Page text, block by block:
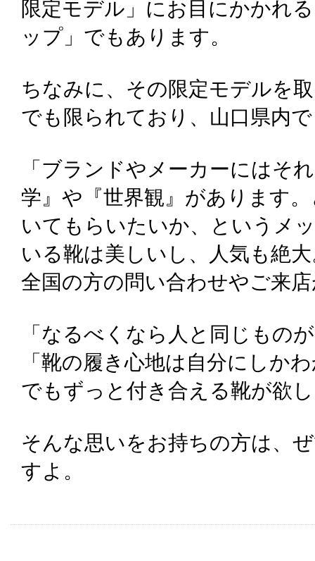
限定モデル」にお目にかかれ
ップ」でもあります。
ちなみに、その限定モデルを
でも限られており、山口県内
「ブランドやメーカーにはそ
学』や『世界観』があります
いてもらいたいか、というメ
いる靴は美しいし、人気も絶
全国の方の問い合わせやご来
「なるべくなら人と同じもの
「靴の履き心地は自分にしか
でもずっと付き合える靴が欲
そんな思いをお持ちの方は、
すよ。